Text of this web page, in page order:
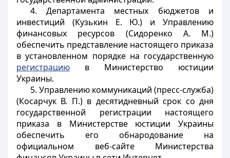
4. Департамента местных бюджетов и
инвестиций (Кузькин Е. Ю.) и Управлению
финансовых ресурсов (Сидоренко А. М.)
обеспечить представление настоящего приказа
в установленном порядке на государственную
регистрацию в Министерство юстиции
Украины.
5. Управлению коммуникаций (пресс-служба)
(Косарчук В. П.) в десятидневный срок со дня
государственной регистрации настоящего
приказа в Министерстве юстиции Украины
обеспечить его обнародование на
официальном веб-сайте Министерства